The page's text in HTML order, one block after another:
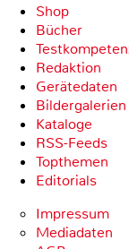
Shop
Bücher
Redaktion
Gerätedaten
Bildergalerien
Kataloge
RSS-Feeds
Topthemen
Editorials
Impressum
Mediadaten